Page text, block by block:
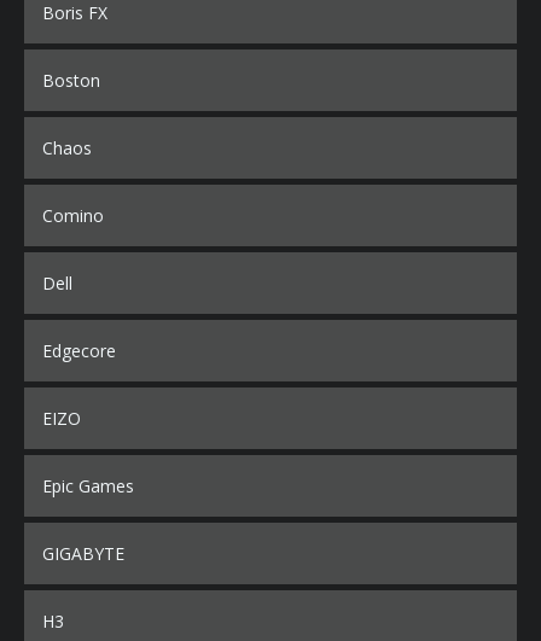
Boris FX
Boston
Chaos
Comino
Dell
Edgecore
EIZO
Epic Games
GIGABYTE
H3